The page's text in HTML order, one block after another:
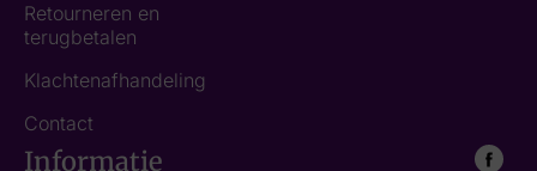
Retourneren en
terugbetalen
Klachtenafhandeling
Contact
Informatie